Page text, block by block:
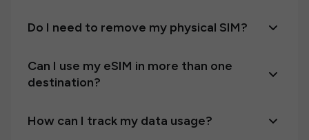
Do I need to remove my physical SIM?
Can I use my eSIM in more than one
destination?
How can I track my data usage?